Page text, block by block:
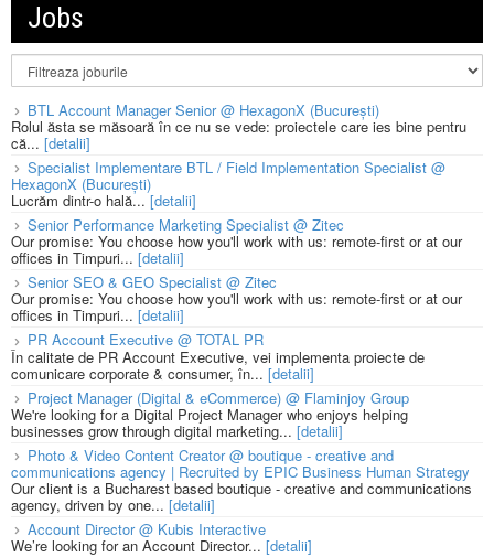
Jobs
BTL Account Manager Senior @ HexagonX (București)
Rolul ăsta se măsoară în ce nu se vede: proiectele care ies bine pentru
că... [detalii]
Specialist Implementare BTL / Field Implementation Specialist @
HexagonX (București)
Lucrăm dintr-o hală... [detalii]
Senior Performance Marketing Specialist @ Zitec
Our promise: You choose how you'll work with us: remote-first or at our
offices in Timpuri... [detalii]
Senior SEO & GEO Specialist @ Zitec
Our promise: You choose how you'll work with us: remote-first or at our
offices in Timpuri... [detalii]
PR Account Executive @ TOTAL PR
În calitate de PR Account Executive, vei implementa proiecte de
comunicare corporate & consumer, în... [detalii]
Project Manager (Digital & eCommerce) @ Flaminjoy Group
We're looking for a Digital Project Manager who enjoys helping
businesses grow through digital marketing... [detalii]
Photo & Video Content Creator @ boutique - creative and
communications agency | Recruited by EPIC Business Human Strategy
Our client is a Bucharest based boutique - creative and communications
agency, driven by one... [detalii]
Account Director @ Kubis Interactive
We’re looking for an Account Director... [detalii]